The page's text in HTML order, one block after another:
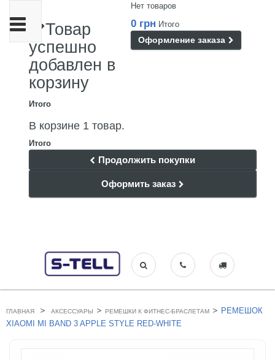
Нет товаров
0 грн Итого
Оформление заказа
Товар
успешно
добавлен в
корзину
Итого
В корзине 1 товар.
Итого
Продолжить покупки
Оформить заказ
Переключить
навигации
ГЛАВНАЯ > АКСЕССУАРЫ > РЕМЕШКИ К ФИТНЕС-БРАСЛЕТАМ > РЕМЕШОК
XIAOMI MI BAND 3 APPLE STYLE RED-WHITE